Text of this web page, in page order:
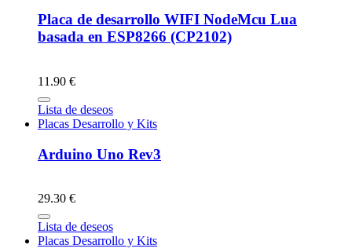
Placa de desarrollo WIFI NodeMcu Lua
basada en ESP8266 (CP2102)
11.90 €
Lista de deseos
Placas Desarrollo y Kits
Arduino Uno Rev3
29.30 €
Lista de deseos
Placas Desarrollo y Kits